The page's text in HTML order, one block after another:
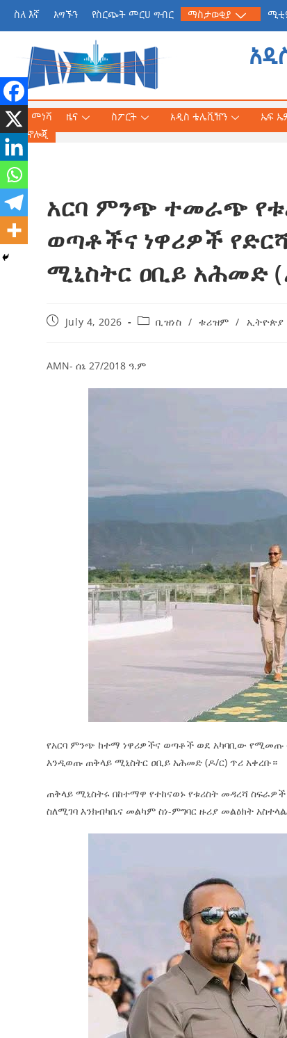
ስለ እኛ አግኙን የስርጭት መርሀ ግብር ማስታወቂያ
መነሻ ዜና
ተጨባጭ የልማት ስኬቶች ለመቀየር እየሰራ ነው
August 7, 2026
ስፖርት
2ኛው የአዲስ ሚዲያ ኔትዎርክ
አሸናፊነት ተጠናቀቀ
አዲስ ቴሌቪዥን
የጠቅላይ ሚኒስትር
«መደመር»
ለንባብ ይበቃል
AmnAdmin
ኤፍ
ቴክኖሎጂ
አርባ ምንጭ ተመራጭ
ወጣቶችና ነዋሪዎች
ሚኒስትር ዐቢይ አሕመድ
July 4, 2026 ቢዝነስ / ቱሪዝም / ኢትዮጵያ
AMN- ሰኔ 27/2018 ዓ.ም
የአርባ ምንጭ ከተማ ነዋሪዎችና ወጣቶች ወደ አካባቢው የሚመጡ
እንዲወጡ ጠቅላይ ሚኒስትር ዐቢይ አሕመድ (ዶ/ር) ጥሪ አቀረቡ።
ጠቅላይ ሚኒስትሩ በከተማዋ የተከናወኑ የቱሪስት መዳረሻ
ስለሚገባ እንክብካቤና መልካም ስነ-ምግባር ዙሪያ መልዕክት